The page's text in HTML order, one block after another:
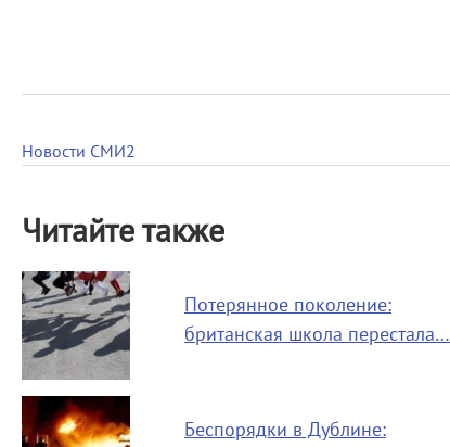
Новости СМИ2
Читайте также
Потерянное поколение:
британская школа перестала…
Беспорядки в Дублине: